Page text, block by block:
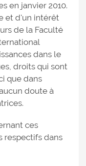
en janvier 2010.
et d'un intérêt
de la Faculté
dans le
droits qui sont
que dans
doute à
ces
respectifs dans